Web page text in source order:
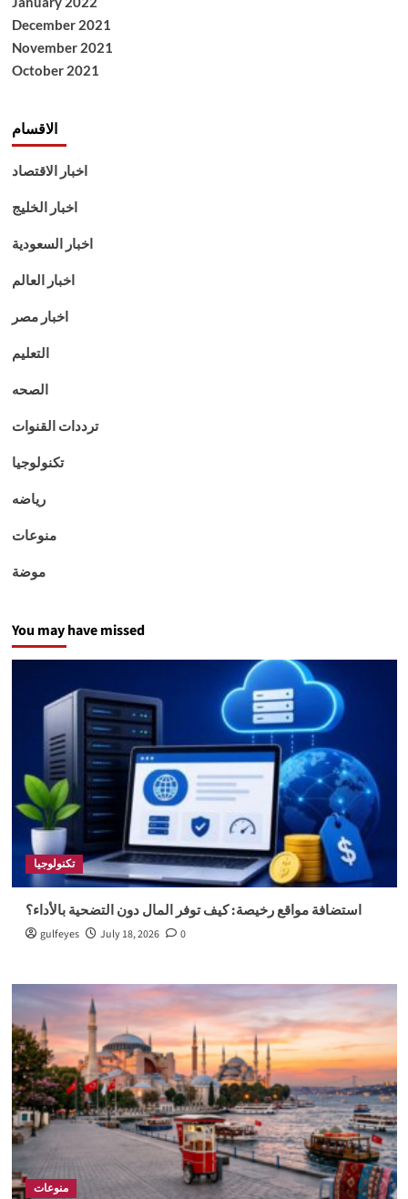
December 2021
November 2021
October 2021
الاقسام
اخبار الاقتصاد
اخبار الخليج
اخبار السعودية
اخبار العالم
اخبار مصر
التعليم
الصحه
ترددات القنوات
تكنولوجيا
رياضه
منوعات
موضة
You may have missed
تكنولوجيا
استضافة مواقع رخيصة: كيف توفر المال دون التضحية بالأداء؟
gulfeyes July 18, 2026 0
منوعات